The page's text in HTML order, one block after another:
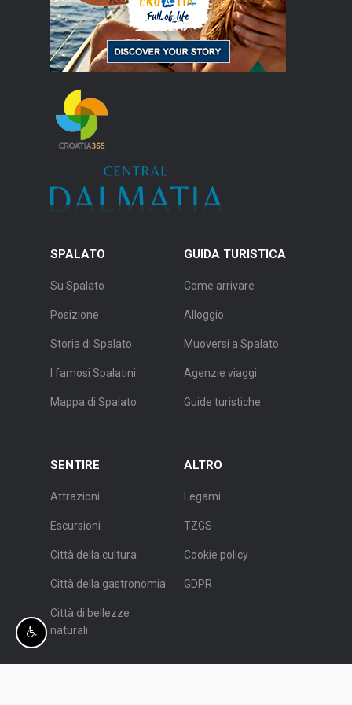
SPALATO
Su Spalato
Posizione
Storia di Spalato
I famosi Spalatini
Mappa di Spalato
GUIDA TURISTICA
Come arrivare
Alloggio
Muoversi a Spalato
Agenzie viaggi
Guide turistiche
SENTIRE
Attrazioni
Escursioni
Città della cultura
Città della gastronomia
Città di bellezze
naturali
ALTRO
Legami
TZGS
Cookie policy
GDPR